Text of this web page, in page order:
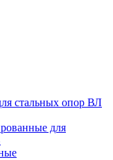
стальных опор ВЛ
для